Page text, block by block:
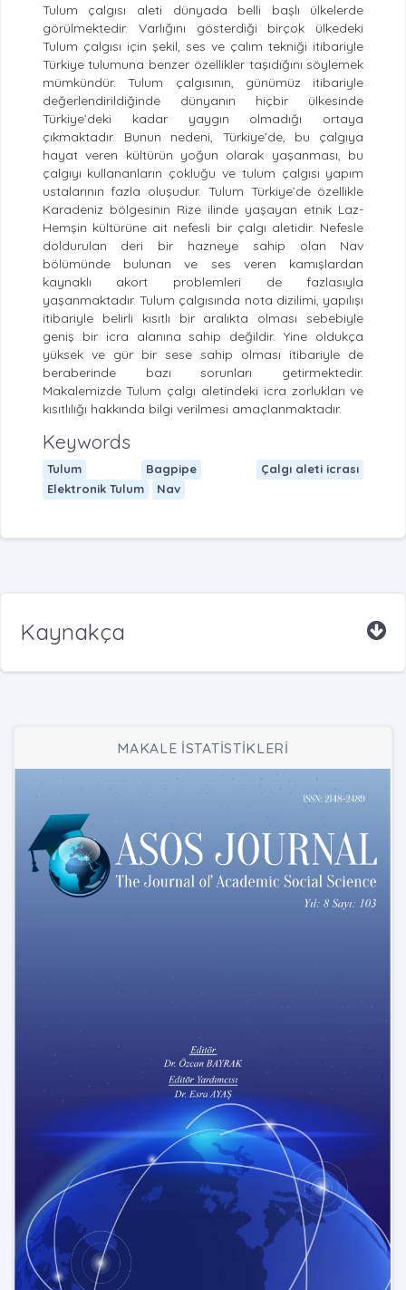
Tulum çalgısı aleti dünyada belli başlı ülkelerde
görülmektedir. Varlığını gösterdiği birçok ülkedeki
Tulum çalgısı için şekil, ses ve çalım tekniği itibariyle
Türkiye tulumuna benzer özellikler taşıdığını söylemek
mümkündür. Tulum çalgısının, günümüz itibariyle
değerlendirildiğinde dünyanın hiçbir ülkesinde
Türkiye’deki kadar yaygın olmadığı ortaya
çıkmaktadır. Bunun nedeni, Türkiye’de, bu çalgıya
hayat veren kültürün yoğun olarak yaşanması, bu
çalgıyı kullananların çokluğu ve tulum çalgısı yapım
ustalarının fazla oluşudur. Tulum Türkiye’de özellikle
Karadeniz bölgesinin Rize ilinde yaşayan etnik Laz-
Hemşin kültürüne ait nefesli bir çalgı aletidir. Nefesle
doldurulan deri bir hazneye sahip olan Nav
bölümünde bulunan ve ses veren kamışlardan
kaynaklı akort problemleri de fazlasıyla
yaşanmaktadır. Tulum çalgısında nota dizilimi, yapılışı
itibariyle belirli kısıtlı bir aralıkta olması sebebiyle
geniş bir icra alanına sahip değildir. Yine oldukça
yüksek ve gür bir sese sahip olması itibariyle de
beraberinde bazı sorunları getirmektedir.
Makalemizde Tulum çalgı aletindeki icra zorlukları ve
kısıtlılığı hakkında bilgi verilmesi amaçlanmaktadır.
Keywords
Tulum Bagpipe
Çalgı aleti icrası
Elektronik Tulum
Nav
Kaynakça
MAKALE İSTATİSTİKLERİ